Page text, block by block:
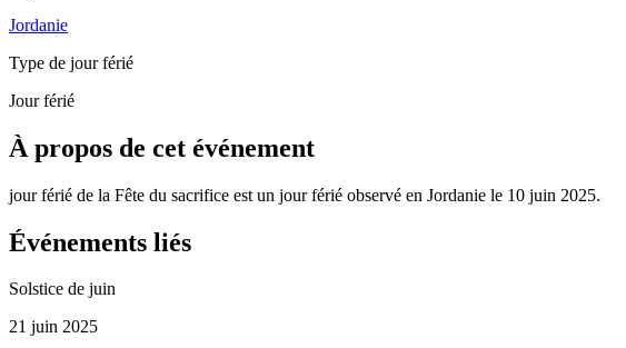
Jordanie
Type de jour férié
Jour férié
À propos de cet événement
jour férié de la Fête du sacrifice est un jour férié observé en Jordanie le 10 juin 2025.
Événements liés
Solstice de juin
21 juin 2025